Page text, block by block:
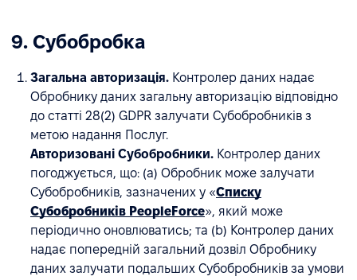
9. Субобробка
Загальна авторизація. Контролер даних надає
Обробнику даних загальну авторизацію відповідно
до статті 28(2) GDPR залучати Субобробників з
метою надання Послуг.
Авторизовані Субобробники. Контролер даних
погоджується, що: (a) Обробник може залучати
Субобробників, зазначених у «Списку
Субобробників PeopleForce», який може
періодично оновлюватись; та (b) Контролер даних
надає попередній загальний дозвіл Обробнику
даних залучати подальших Субобробників за умови